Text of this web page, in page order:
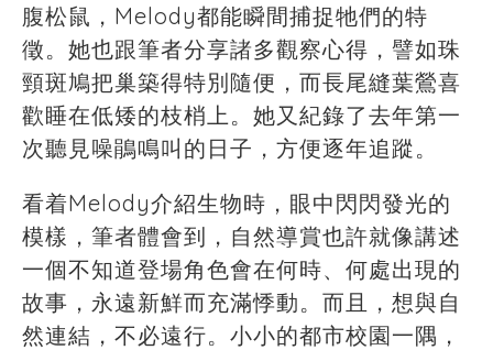
腹松鼠，Melody都能瞬間捕捉牠們的特
徵。她也跟筆者分享諸多觀察心得，譬如珠
頸斑鳩把巢築得特別隨便，而長尾縫葉鶯喜
歡睡在低矮的枝梢上。她又紀錄了去年第一
次聽見噪鵑鳴叫的日子，方便逐年追蹤。
看着Melody介紹生物時，眼中閃閃發光的
模樣，筆者體會到，自然導賞也許就像講述
一個不知道登場角色會在何時、何處出現的
故事，永遠新鮮而充滿悸動。而且，想與自
然連結，不必遠行。小小的都市校園一隅，